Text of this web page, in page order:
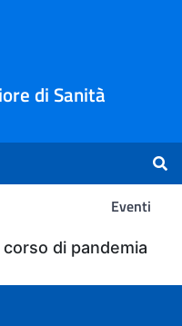
di Sanità
Eventi
di pandemia